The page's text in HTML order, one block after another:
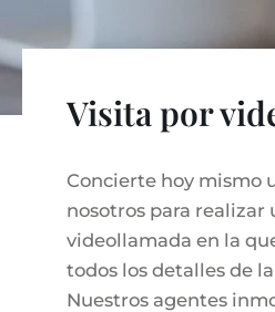
COMPLEJOS
VENDER-BOUTIQUE-HOTEL
VÍDEO EN DIRECTO
IMPUESTOS Y GASTOS
FAQ
INMOBILIARIA PORTALS
TESTIMONIOS
AGENTE INMOBILIARIO
CONTACTO
REGIÓN PORTALS
ESTILO DE VIDA EN
SHOPPING EN MALLORCA
ACTIVIDADES DE OCI EN
COLEGIOS EN MALLORCA
LUXURY ESTATES &
CHRISTIE'S
CONTACTO
Visita por
Concierte hoy mismo
nosotros para realizar
videollamada en la
todos los detalles de
Nuestros agentes